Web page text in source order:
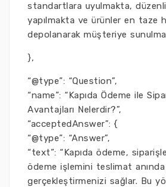
standartlara uyulmakta,
yapılmakta ve ürünler en taze
depolanarak müşteriye
},
“@type”: “Question”,
“name”: “Kapıda Ödeme ile
Avantajları Nelerdir?”,
“acceptedAnswer”: {
“@type”: “Answer”,
“text”: “Kapıda ödeme,
ödeme işlemini teslimat anında
gerçekleştirmenizi sağlar. Bu